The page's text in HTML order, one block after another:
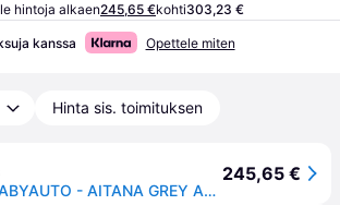
hintoja alkaen245,65 €kohti303,23 €
kanssa Opettele miten
Hinta sis. toimituksen
Bilbarnstol - BABYAUTO - AITANA GREY ANTRACITE - Från födsel till 12 år - 0-36 kg - I-Size - ISOFIX - 360° vridbar - ECE R129
245,65 €